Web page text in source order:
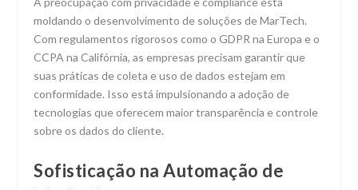
moldando o desenvolvimento de soluções de MarTech.
Com regulamentos rigorosos como o GDPR na Europa e o
CCPA na Califórnia, as empresas precisam garantir que
suas práticas de coleta e uso de dados estejam em
conformidade. Isso está impulsionando a adoção de
tecnologias que oferecem maior transparência e controle
sobre os dados do cliente.
Sofisticação na Automação de